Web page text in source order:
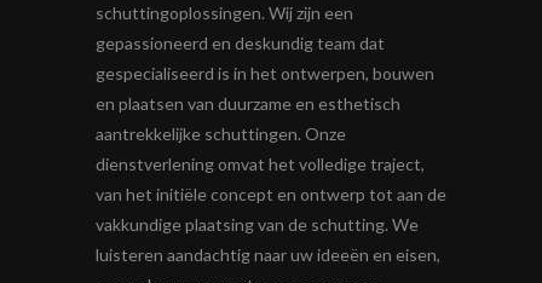
schuttingoplossingen. Wij zijn een
gepassioneerd en deskundig team dat
gespecialiseerd is in het ontwerpen, bouwen
en plaatsen van duurzame en esthetisch
aantrekkelijke schuttingen. Onze
dienstverlening omvat het volledige traject,
van het initiële concept en ontwerp tot aan de
vakkundige plaatsing van de schutting. We
luisteren aandachtig naar uw ideeën en eisen,